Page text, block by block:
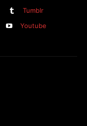
Tumblr
Youtube